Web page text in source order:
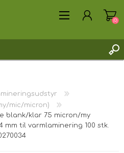
(0)
mic/micron)
blank/klar 75 micron/my
mm til varmlaminering 100 stk.